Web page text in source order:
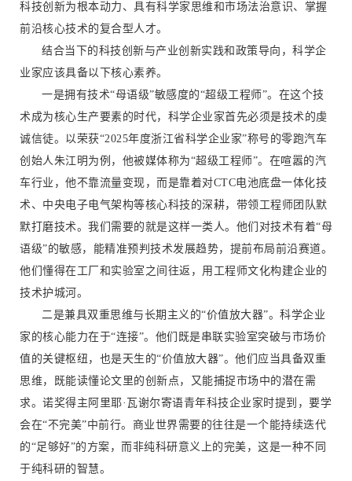
科技创新为根本动力、具有科学家思维和市场法治意识、掌握
前沿核心技术的复合型人才。
结合当下的科技创新与产业创新实践和政策导向，科学企
业家应该具备以下核心素养。
一是拥有技术“母语级”敏感度的“超级工程师”。在这个技
术成为核心生产要素的时代，科学企业家首先必须是技术的虔
诚信徒。以荣获“2025年度浙江省科学企业家”称号的零跑汽车
创始人朱江明为例，他被媒体称为“超级工程师”。在喧嚣的汽
车行业，他不靠流量变现，而是靠着对CTC电池底盘一体化技
术、中央电子电气架构等核心科技的深耕，带领工程师团队默
默打磨技术。我们需要的就是这样一类人。他们对技术有着“母
语级”的敏感，能精准预判技术发展趋势，提前布局前沿赛道。
他们懂得在工厂和实验室之间往返，用工程师文化构建企业的
技术护城河。
二是兼具双重思维与长期主义的“价值放大器”。科学企业
家的核心能力在于“连接”。他们既是串联实验室突破与市场价
值的关键枢纽，也是天生的“价值放大器”。他们应当具备双重
思维，既能读懂论文里的创新点，又能捕捉市场中的潜在需
求。诺奖得主阿里耶·瓦谢尔寄语青年科技企业家时提到，要学
会在“不完美”中前行。商业世界需要的往往是一个能持续迭代
的“足够好”的方案，而非纯科研意义上的完美，这是一种不同
于纯科研的智慧。